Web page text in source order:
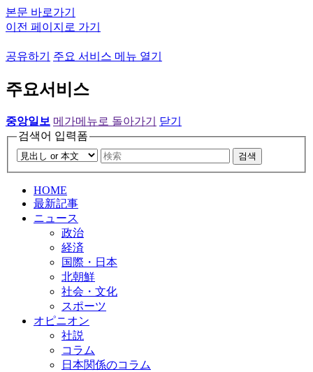
본문 바로가기
이전 페이지로 가기
공유하기 주요 서비스 메뉴 열기
주요서비스
중앙일보 메가메뉴로 돌아가기
닫기
검색어 입력폼
검색
HOME
最新記事
ニュース
政治
経済
国際・日本
北朝鮮
社会・文化
スポーツ
オピニオン
社説
コラム
日本関係のコラム